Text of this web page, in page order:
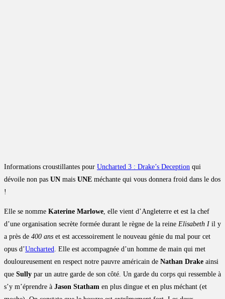
Informations croustillantes pour Uncharted 3 : Drake’s Deception qui
dévoile non pas UN mais UNE méchante qui vous donnera froid dans le dos
!
Elle se nomme Katerine Marlowe, elle vient d’Angleterre et est la chef
d’une organisation secrète formée durant le règne de la reine Elisabeth I il y
a près de 400 ans et est accessoirement le nouveau génie du mal pour cet
opus d’Uncharted. Elle est accompagnée d’un homme de main qui met
douloureusement en respect notre pauvre américain de Nathan Drake ainsi
que Sully par un autre garde de son côté. Un garde du corps qui ressemble à
s’y m’éprendre à Jason Statham en plus dingue et en plus méchant (et